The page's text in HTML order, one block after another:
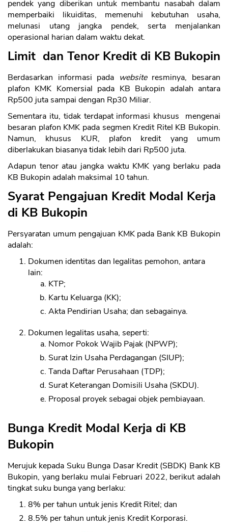
pendek yang diberikan untuk membantu nasabah dalam
memperbaiki likuiditas, memenuhi kebutuhan usaha,
melunasi utang jangka pendek, serta menjalankan
operasional harian dalam waktu dekat.
Limit dan Tenor Kredit di KB Bukopin
Berdasarkan informasi pada website resminya, besaran
plafon KMK Komersial pada KB Bukopin adalah antara
Rp500 juta sampai dengan Rp30 Miliar.
Sementara itu, tidak terdapat informasi khusus mengenai
besaran plafon KMK pada segmen Kredit Ritel KB Bukopin.
Namun, khusus KUR, plafon kredit yang umum
diberlakukan biasanya tidak lebih dari Rp500 juta.
Adapun tenor atau jangka waktu KMK yang berlaku pada
KB Bukopin adalah maksimal 10 tahun.
Syarat Pengajuan Kredit Modal Kerja
di KB Bukopin
Persyaratan umum pengajuan KMK pada Bank KB Bukopin
adalah:
Dokumen identitas dan legalitas pemohon, antara
lain:
KTP;
Kartu Keluarga (KK);
Akta Pendirian Usaha; dan sebagainya.
Dokumen legalitas usaha, seperti:
Nomor Pokok Wajib Pajak (NPWP);
Surat Izin Usaha Perdagangan (SIUP);
Tanda Daftar Perusahaan (TDP);
Surat Keterangan Domisili Usaha (SKDU).
Proposal proyek sebagai objek pembiayaan.
Bunga Kredit Modal Kerja di KB
Bukopin
Merujuk kepada Suku Bunga Dasar Kredit (SBDK) Bank KB
Bukopin, yang berlaku mulai Februari 2022, berikut adalah
tingkat suku bunga yang berlaku:
8% per tahun untuk jenis Kredit Ritel; dan
8.5% per tahun untuk jenis Kredit Korporasi.